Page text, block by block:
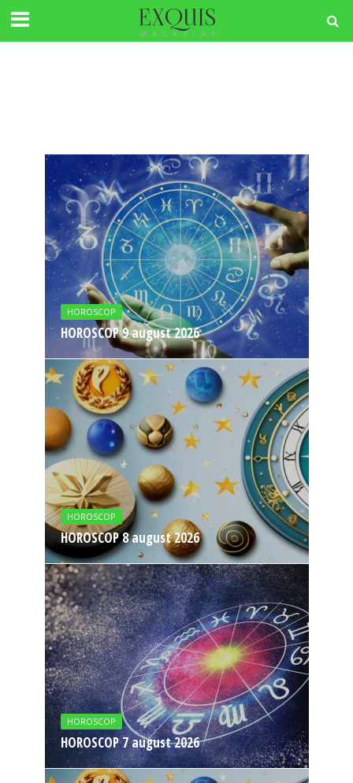
HOROSCOP
HOROSCOP 9 august 2026
HOROSCOP
HOROSCOP 8 august 2026
HOROSCOP
HOROSCOP 7 august 2026